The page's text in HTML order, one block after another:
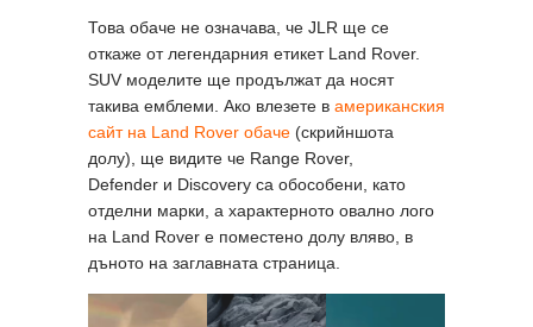
Това обаче не означава, че JLR ще се
откаже от легендарния етикет Land Rover.
SUV моделите ще продължат да носят
такива емблеми. Ако влезете в американския
сайт на Land Rover обаче (скрийншота
долу), ще видите че Range Rover,
Defender и Discovery са обособени, като
отделни марки, а характерното овално лого
на Land Rover е поместено долу вляво, в
дъното на заглавната страница.